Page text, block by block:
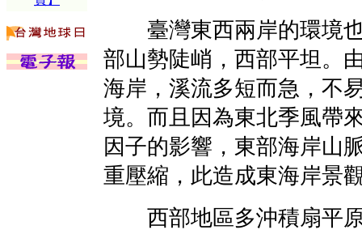
臺灣東西兩岸的環境也
部山勢陡峭，西部平坦。
海岸，溪流多短而急，不
境。而且因為東北季風帶
因子的影響，東部海岸山
重壓縮，此造成東海岸景
西部地區多沖積扇平原